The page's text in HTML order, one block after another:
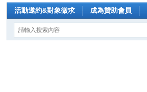
活動邀約&對象徵求 成為贊助會員